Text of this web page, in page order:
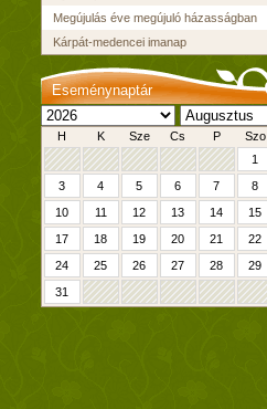
Megújulás éve megújuló házasságban
Kárpát-medencei imanap
Eseménynaptár
H K Sze Cs P Szo
1
3
4 5 6 7 8
10
11 12 13 14 15
17
18 19 20 21 22
24
25 26 27 28 29
31